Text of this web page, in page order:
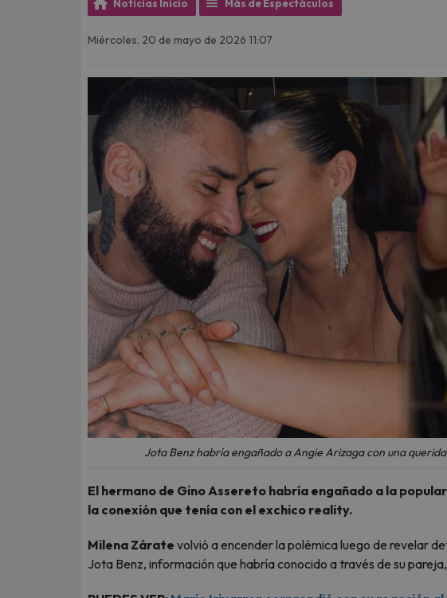
Noticias Inicio Más de Espectáculos
Miércoles, 20 de mayo de 2026 11:07
Jota Benz habría engañado a Angie Arizaga con una
El hermano de Gino Assereto habría engañado a la
la conexión que tenía con el exchico reality.
Milena Zárate volvió a encender la polémica luego de revelar
Jota Benz, información que habría conocido a través de su